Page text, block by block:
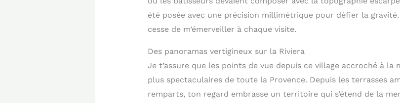
été posée avec une précision millimétrique pour défier la
cesse de m’émerveiller à chaque visite.
Des panoramas vertigineux sur la Riviera
Je t’assure que les points de vue depuis ce village accroché à
plus spectaculaires de toute la Provence. Depuis les terrasses
remparts, ton regard embrasse un territoire qui s’étend de la